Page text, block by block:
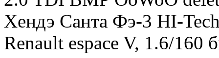
Хендэ Санта Фэ-3 HI-
Renault espace V, 1.6/160